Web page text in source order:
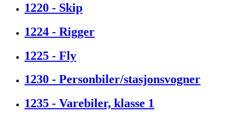
1220 - Skip
1224 - Rigger
1225 - Fly
1230 - Personbiler/stasjonsvogner
1235 - Varebiler, klasse 1